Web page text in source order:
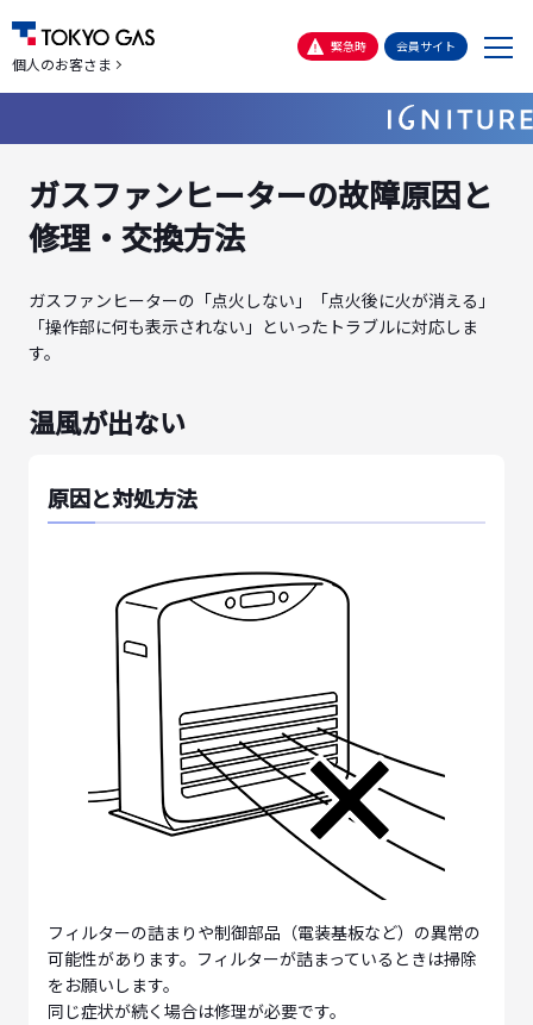
個人のお客さま
緊急時 会員サイト
メ
ュ
ー
ガスファンヒーターの故障原因と
修理・交換方法
ガスファンヒーターの「点火しない」「点火後に火が消える」
「操作部に何も表示されない」といったトラブルに対応しま
す。
温風が出ない
原因と対処方法
フィルターの詰まりや制御部品（電装基板など）の異常の
可能性があります。フィルターが詰まっているときは掃除
をお願いします。
同じ症状が続く場合は修理が必要です。